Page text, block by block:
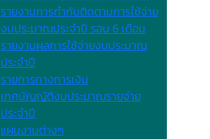
รายงานการกำกับติดตามการใช้จ่าย
งบประมาณประจำปี รอบ 6 เดือน
รายงานผลการใช้จ่ายงบประมาณ
ประจำปี
รายการทางการเงิน
เทศบัญญัติงบประมาณรายจ่าย
ประจำปี
แผนงานต่างๆ